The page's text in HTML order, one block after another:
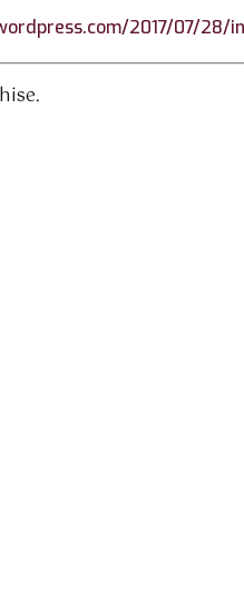
2017/07/